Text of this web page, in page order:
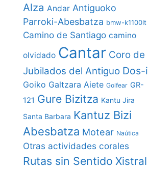
Alza Andar Antiguoko
Parroki-Abesbatza bmw-k1100lt
Camino de Santiago camino
olvidado Cantar Coro de
Jubilados del Antiguo Dos-i
Goiko Galtzara Aiete Golfear GR-
121 Gure Bizitza Kantu Jira
Santa Barbara Kantuz Bizi
Abesbatza Motear Naútica
Otras actividades corales
Rutas sin Sentido Xistral